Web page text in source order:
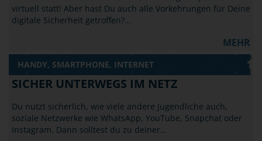
virtuell statt! Aber hast Du auch alle Vorkehrungen für Deine
digitale Sicherheit getroffen?…
MEHR
HANDY, SMARTPHONE, INTERNET
SICHER UNTERWEGS IM NETZ
Du nutzt sicherlich, wie viele andere Jugendliche auch,
soziale Netzwerke wie WhatsApp, YouTube, Snapchat oder
Instagram. Dann solltest du zu deiner…